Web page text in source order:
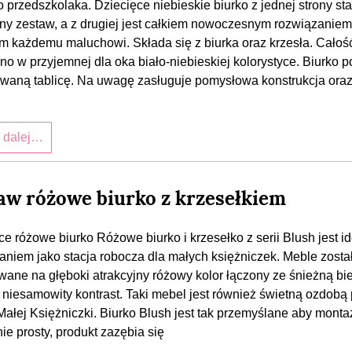
przedszkolaka. Dziecięce niebieskie biurko z jednej strony
zestaw, a z drugiej jest całkiem nowoczesnym
każdemu maluchowi. Składa się z biurka oraz krzesła.
w przyjemnej dla oka biało-niebieskiej kolorystyce. Biurko
tablicę. Na uwagę zasługuje pomysłowa konstrukcja
dalej…
różowe biurko z krzesełkiem
różowe biurko Różowe biurko i krzesełko z serii Blush jest
jako stacja robocza dla małych księżniczek. Meble
na głęboki atrakcyjny różowy kolor łączony ze śnieżną
kontrast. Taki mebel jest również świetną ozdobą
Księżniczki. Biurko Blush jest tak przemyślane aby
prosty, produkt zazębia się